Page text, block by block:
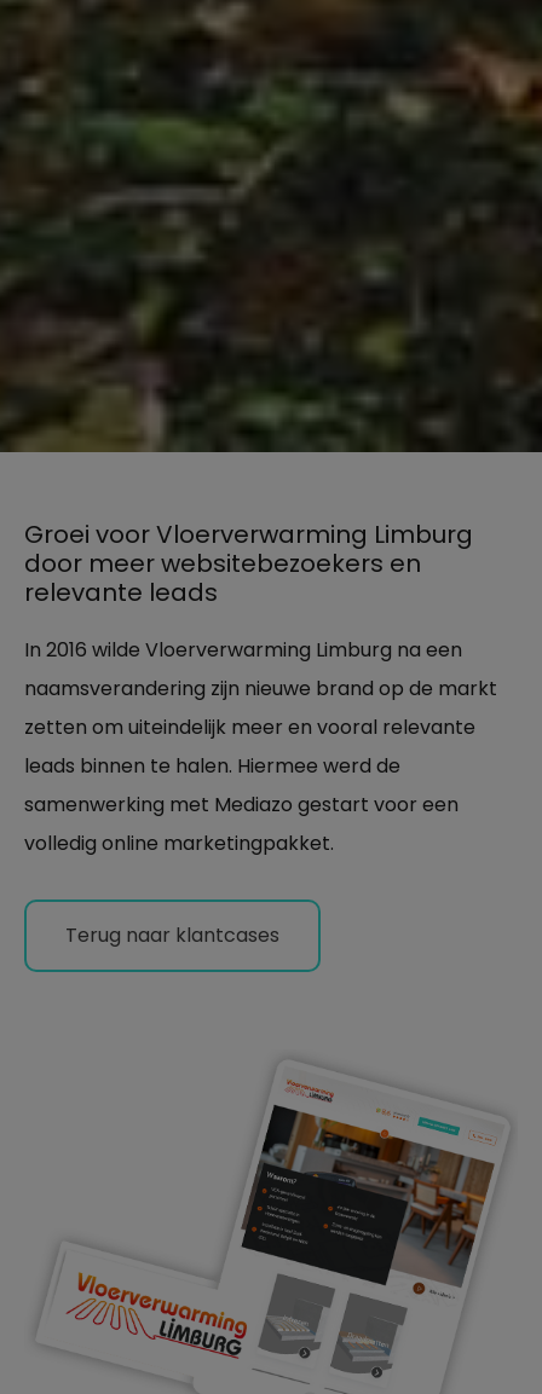
Groei voor Vloerverwarming Limburg
door meer websitebezoekers en
relevante leads
In 2016 wilde Vloerverwarming Limburg na een
naamsverandering zijn nieuwe brand op de markt
zetten om uiteindelijk meer en vooral relevante
leads binnen te halen. Hiermee werd de
samenwerking met Mediazo gestart voor een
volledig online marketingpakket.
Terug naar klantcases